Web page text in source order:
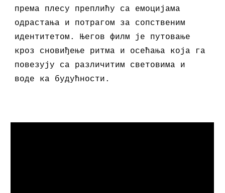
према плесу преплићу са емоцијама
одрастања и потрагом за сопственим
идентитетом. Његов филм је путовање
кроз сновиђење ритма и осећања која га
повезују са различитим световима и
воде ка будућности.